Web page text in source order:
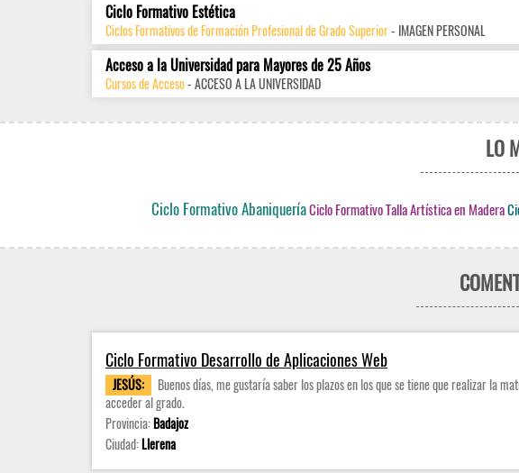
Ciclo Formativo Estética
Ciclos Formativos de Formación Profesional de Grado Superior- IMAGEN PERSONAL
Acceso a la Universidad para Mayores de 25 Años
Cursos de Acceso- ACCESO A LA UNIVERSIDAD
LO
Ciclo Formativo AbaniqueríaCiclo Formativo Talla Artística en Madera
Ciclo Formativo Desarrollo de Aplicaciones Web
JESÚS:
Buenos días, me gustaría saber los plazos en los que se tiene que realizar la
acceder al grado.
Provincia:Badajoz
Ciudad:Llerena